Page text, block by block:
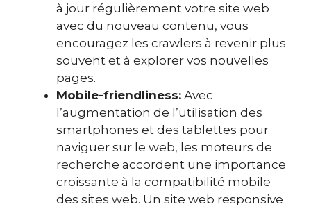
à jour régulièrement votre site web
avec du nouveau contenu, vous
encouragez les crawlers à revenir plus
souvent et à explorer vos nouvelles
pages.
Mobile-friendliness: Avec
l’augmentation de l’utilisation des
smartphones et des tablettes pour
naviguer sur le web, les moteurs de
recherche accordent une importance
croissante à la compatibilité mobile
des sites web. Un site web responsive